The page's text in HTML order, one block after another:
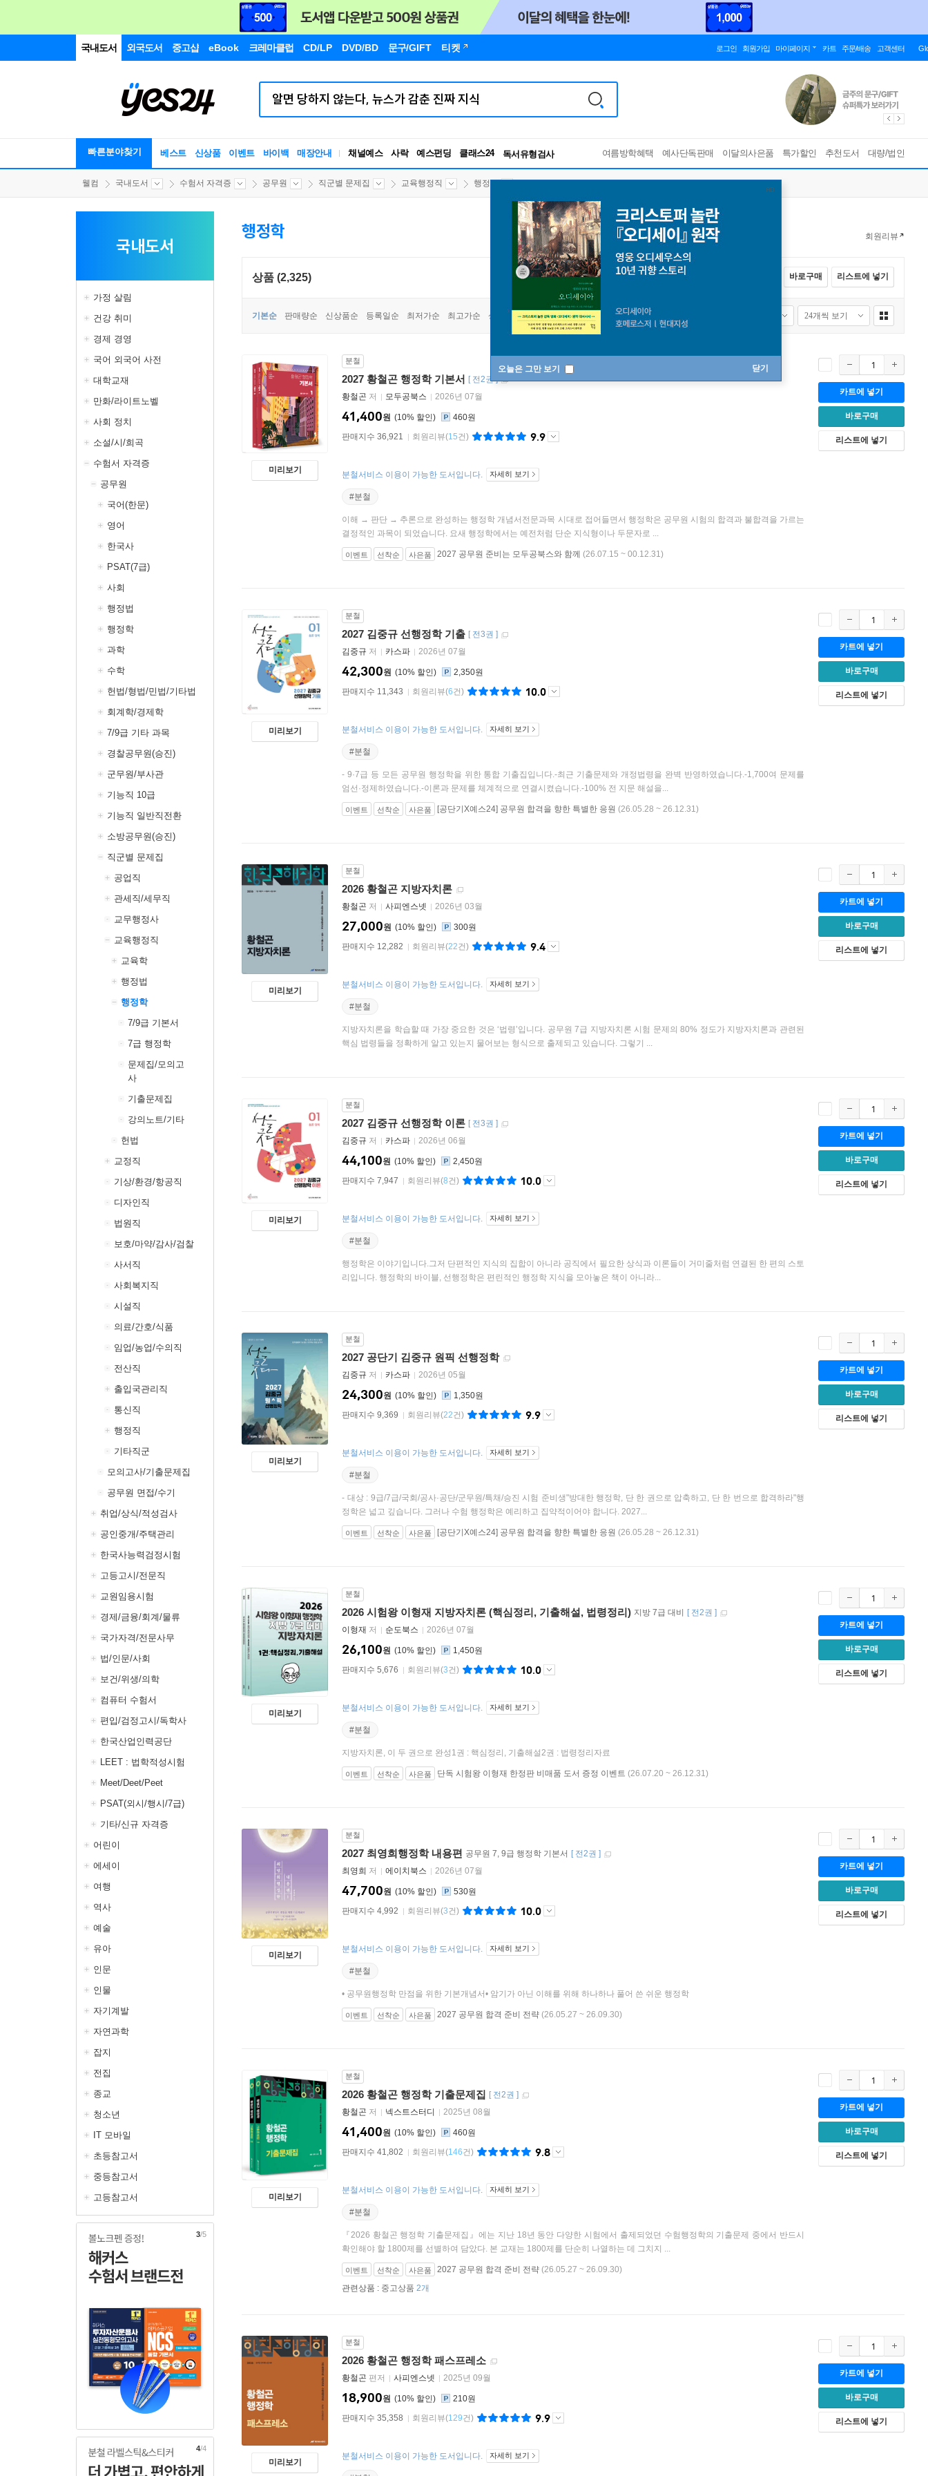
국내도서 외국도서 중고샵 eBook 크레마클럽 CD/LP DVD/BD 문구/GIFT 티켓 로그인 회원가입 마이페이지 카트 주문/배송 고객센터
빠른분야찾기 베스트 신상품 이벤트 바이백 매장안내 채널예스 사락 예스펀딩 클래스24
독서유형검사
RBTI Lab
독서유형검사
여름방학혜택 예사단독판매 이달의사은품 특가할인 추천도서 대량/법인
오늘은 그만 보기 닫기
웰컴 국내도서 수험서 자격증 공무원 직군별 문제집 교육행정직 행정학
국내도서
가정 살림
건강 취미
경제 경영
국어 외국어 사전
대학교재
만화/라이트노벨
사회 정치
소설/시/희곡
수험서 자격증
공무원
국어(한문)
영어
한국사
PSAT(7급)
사회
행정법
행정학
과학
수학
헌법/형법/민법/기타법
회계학/경제학
7/9급 기타 과목
경찰공무원(승진)
군무원/부사관
기능직 10급
기능직 일반직전환
소방공무원(승진)
직군별 문제집
공업직
관세직/세무직
교무행정사
교육행정직
교육학
행정법
행정학
7/9급 기본서
7급 행정학
문제집/모의고
사
기출문제집
강의노트/기타
헌법
교정직
기상/환경/항공직
디자인직
법원직
보호/마약/감사/검찰
사서직
사회복지직
시설직
의료/간호/식품
임업/농업/수의직
전산직
출입국관리직
통신직
행정직
기타직군
모의고사/기출문제집
공무원 면접/수기
취업/상식/적성검사
공인중개/주택관리
한국사능력검정시험
고등고시/전문직
교원임용시험
경제/금융/회계/물류
국가자격/전문사무
법/인문/사회
보건/위생/의학
컴퓨터 수험서
편입/검정고시/독학사
한국산업인력공단
LEET : 법학적성시험
Meet/Deet/Peet
PSAT(외시/행시/7급)
기타/신규 자격증
어린이
에세이
여행
역사
예술
유아
인문
인물
자기계발
자연과학
잡지
전집
종교
청소년
IT 모바일
초등참고서
중등참고서
고등참고서
4/5
1/4
행정학 회원리뷰
상품 (2,325) 전체선택 바로구매 리스트에 넣기
기본순 판매량순 신상품순 등록일순 최저가순 최고가순 상품명순
미리보기
분철
2027 황철곤 행정학 기본서 [ 전2권]
황철곤 저 모두공북스 2026년 07월
10%
41,400원
460원
판매지수 36,921
회원리뷰(15건) 9.9
분철서비스 이용이 가능한 도서입니다. 자세히 보기
#분철
이해 → 판단 → 추론으로 완성하는 행정학 개념서전문과목 시대로 접어들면서 행정학은 공무원 시험의 합격과 불합격을 가르는
결정적인 과목이 되었습니다. 요새 행정학에서는 예전처럼 단순 지식형이나 두문자로 ...
이벤트 선착순 사은품 2027 공무원 준비는 모두공북스와 함께 (26.07.15 ~ 00.12.31)
카트에 넣기
바로구매
리스트에 넣기
미리보기
분철
2027 김중규 선행정학 기출 [ 전3권 ]
김중규 저 카스파 2026년 07월
10%
42,300원
2,350원
판매지수 11,343
회원리뷰(6건) 10.0
분철서비스 이용이 가능한 도서입니다. 자세히 보기
#분철
- 9·7급 등 모든 공무원 행정학을 위한 통합 기출집입니다.-최근 기출문제와 개정법령을 완벽 반영하였습니다.-1,700여 문제를
엄선·정제하였습니다.-이론과 문제를 체계적으로 연결시켰습니다.-100% 전 지문 해설을...
이벤트 선착순 사은품 [공단기X예스24] 공무원 합격을 향한 특별한 응원 (26.05.28 ~ 26.12.31)
카트에 넣기
바로구매
리스트에 넣기
미리보기
분철
2026 황철곤 지방자치론
황철곤 저 사피엔스넷 2026년 03월
10%
27,000원
300원
판매지수 12,282
회원리뷰(22건) 9.4
분철서비스 이용이 가능한 도서입니다. 자세히 보기
#분철
지방자치론을 학습할 때 가장 중요한 것은 ‘법령’입니다. 공무원 7급 지방자치론 시험 문제의 80% 정도가 지방자치론과 관련된
핵심 법령들을 정확하게 알고 있는지 물어보는 형식으로 출제되고 있습니다. 그렇기 ...
카트에 넣기
바로구매
리스트에 넣기
미리보기
분철
2027 김중규 선행정학 이론 [ 전3권 ]
김중규 저 카스파 2026년 06월
10%
44,100원
2,450원
판매지수 7,947
회원리뷰(8건) 10.0
분철서비스 이용이 가능한 도서입니다. 자세히 보기
#분철
행정학은 이야기입니다.그저 단편적인 지식의 집합이 아니라 공직에서 필요한 상식과 이론들이 거미줄처럼 연결된 한 편의 스토
리입니다. 행정학의 바이블, 선행정학은 편린적인 행정학 지식을 모아놓은 책이 아니라...
카트에 넣기
바로구매
리스트에 넣기
미리보기
분철
2027 공단기 김중규 원픽 선행정학
김중규 저 카스파 2026년 05월
10%
24,300원
1,350원
판매지수 9,369
회원리뷰(22건) 9.9
분철서비스 이용이 가능한 도서입니다. 자세히 보기
#분철
- 대상 : 9급/7급/국회/공사·공단/군무원/특채/승진 시험 준비생"방대한 행정학, 단 한 권으로 압축하고, 단 한 번으로 합격하라"행
정학은 넓고 깊습니다. 그러나 수험 행정학은 예리하고 집약적이어야 합니다. 2027...
이벤트 선착순 사은품 [공단기X예스24] 공무원 합격을 향한 특별한 응원 (26.05.28 ~ 26.12.31)
카트에 넣기
바로구매
리스트에 넣기
미리보기
분철
2026 시험왕 이형재 지방자치론 (핵심정리, 기출해설, 법령정리) 지방 7급 대비 [ 전2권 ]
이형재 저 순도북스 2026년 07월
10%
26,100원
1,450원
판매지수 5,676
회원리뷰(3건) 10.0
분철서비스 이용이 가능한 도서입니다. 자세히 보기
#분철
지방자치론, 이 두 권으로 완성1권 : 핵심정리, 기출해설2권 : 법령정리자료
이벤트 선착순 사은품 단독 시험왕 이형재 한정판 비매품 도서 증정 이벤트 (26.07.20 ~ 26.12.31)
카트에 넣기
바로구매
리스트에 넣기
미리보기
분철
2027 최영희행정학 내용편 공무원 7, 9급 행정학 기본서 [ 전2권 ]
최영희 저 에이치북스 2026년 07월
10%
47,700원
530원
판매지수 4,992
회원리뷰(3건) 10.0
분철서비스 이용이 가능한 도서입니다. 자세히 보기
#분철
• 공무원행정학 만점을 위한 기본개념서• 암기가 아닌 이해를 위해 하나하나 풀어 쓴 쉬운 행정학
이벤트 선착순 사은품 2027 공무원 합격 준비 전략 (26.05.27 ~ 26.09.30)
카트에 넣기
바로구매
리스트에 넣기
미리보기
분철
2026 황철곤 행정학 기출문제집 [ 전2권 ]
황철곤 저 넥스트스터디 2025년 08월
10%
41,400원
460원
판매지수 41,802
회원리뷰(146건) 9.8
분철서비스 이용이 가능한 도서입니다. 자세히 보기
#분철
『2026 황철곤 행정학 기출문제집』에는 지난 18년 동안 다양한 시험에서 출제되었던 수험행정학의 기출문제 중에서 반드시
확인해야 할 1800제를 선별하여 담았다. 본 교재는 1800제를 단순히 나열하는 데 그치지 ...
이벤트 선착순 사은품 2027 공무원 합격 준비 전략 (26.05.27 ~ 26.09.30)
관련상품 : 중고상품 2개
카트에 넣기
바로구매
리스트에 넣기
미리보기
분철
2026 황철곤 행정학 패스프레소
황철곤 편저 사피엔스넷 2025년 09월
10%
18,900원
210원
판매지수 35,358
회원리뷰(129건) 9.9
분철서비스 이용이 가능한 도서입니다. 자세히 보기
카트에 넣기
바로구매
리스트에 넣기